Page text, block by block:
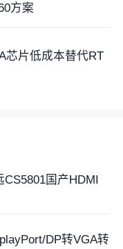
方案
芯片低成本替代RT
国产HDMI
DP转VGA转